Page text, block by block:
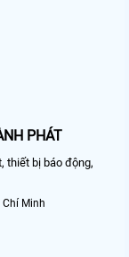
PHÁT
thiết bị báo động,
Chí Minh